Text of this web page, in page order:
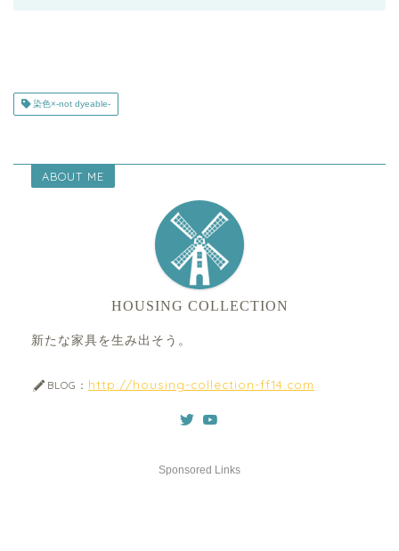
染色×-not dyeable-
ABOUT ME
HOUSING COLLECTION
新たな家具を生み出そう。
BLOG： http://housing-collection-ff14.com
Sponsored Links